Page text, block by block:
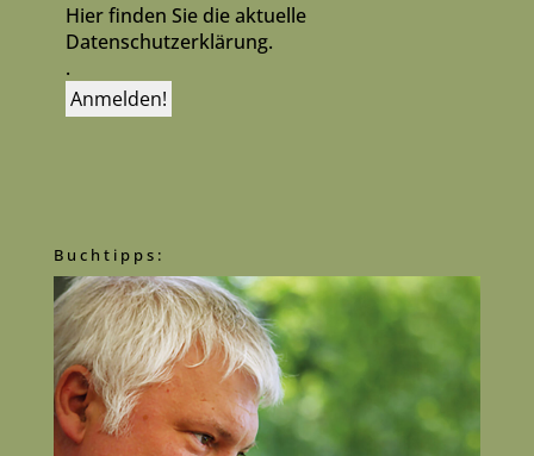
Hier finden Sie die aktuelle
Datenschutzerklärung.
.
Buchtipps: